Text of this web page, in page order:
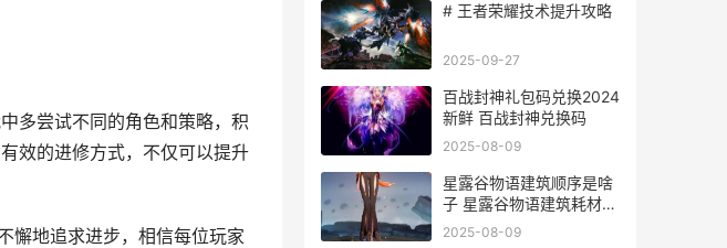
多尝试不同的角色和策略，积
效的进修方式，不仅可以提升
懈地追求进步，相信每位玩家
# 王者荣耀技术提升攻略
2025-09-27
百战封神礼包码兑换2024
新鲜 百战封神兑换码
2025-08-09
星露谷物语建筑顺序是啥
子 星露谷物语建筑耗材一
览
2025-08-09